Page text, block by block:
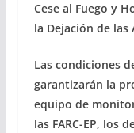
Cese al Fuego y
la Dejación de las
Las condiciones
garantizarán la
equipo de
las FARC-EP, los